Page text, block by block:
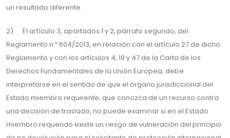
un resultado diferente.
2) El artículo 3, apartados 1 y 2, párrafo segundo, del
Reglamento n.º 604/2013, en relación con el artículo 27 de dicho
Reglamento y con los artículos 4, 19 y 47 de la Carta de los
Derechos Fundamentales de la Unión Europea, debe
interpretarse en el sentido de que el órgano jurisdiccional del
Estado miembro requirente, que conozca de un recurso contra
una decisión de traslado, no puede examinar si en el Estado
miembro requerido existe un riesgo de vulneración del principio